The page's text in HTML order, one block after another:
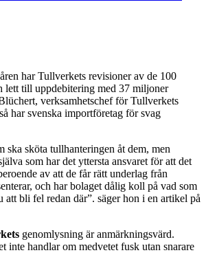
har Tullverkets revisioner av de 100
lett till uppdebitering med 37 miljoner
verksamhetschef för Tullverkets
har svenska importföretag för svag
ska sköta tullhanteringen åt dem, men
som har det yttersta ansvaret för att det
av att de får rätt underlag från
och har bolaget dålig koll på vad som
att bli fel redan där”. säger hon i en artikel på
genomlysning är anmärkningsvärd.
inte handlar om medvetet fusk utan snarare